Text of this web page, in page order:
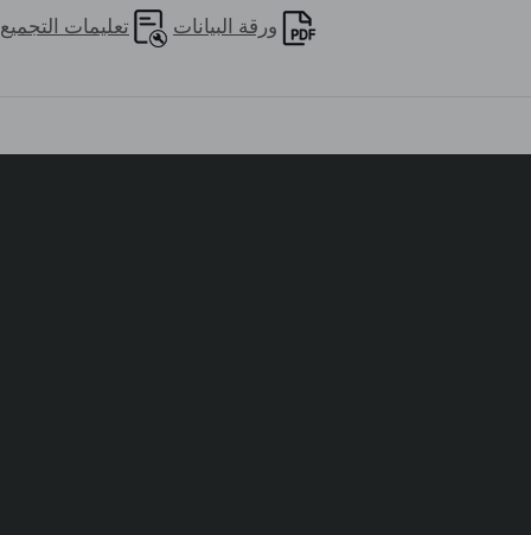
ورقة البيانات تعليمات التجميع